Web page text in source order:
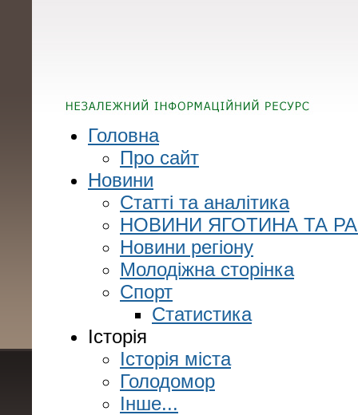
Головна
Про сайт
Новини
Статті та аналітика
НОВИНИ ЯГОТИНА ТА
Новини регіону
Молодіжна сторінка
Спорт
Статистика
Історія
Історія міста
Голодомор
Інше...